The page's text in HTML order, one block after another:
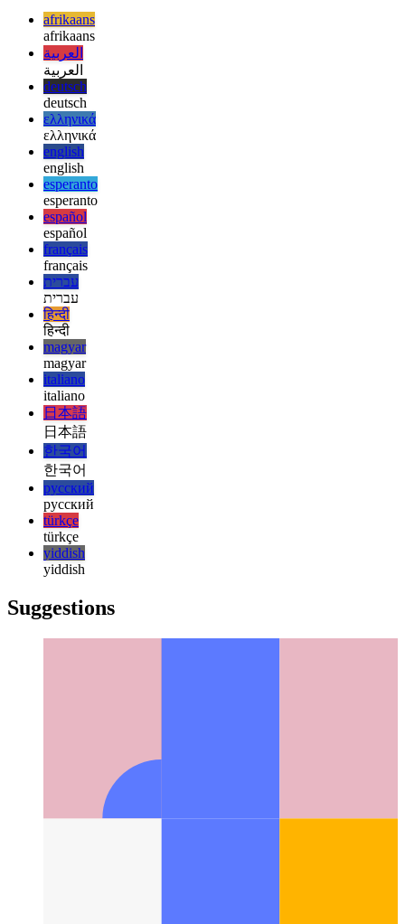
ετικέτες πιθανώς όχι, επομένως είναι ενδιαφέρον να μάθετε
περισσότερα σχετικά με αυτές τις εξειδικευμένες δυνατότητες.
afrikaans
afrikaans
العربية
العربية
deutsch
deutsch
ελληνικά
ελληνικά
english
english
esperanto
esperanto
español
español
français
français
עברית
עברית
हिन्दी
हिन्दी
magyar
magyar
italiano
italiano
日本語
日本語
한국어
한국어
русский
русский
türkçe
yiddish
yiddish